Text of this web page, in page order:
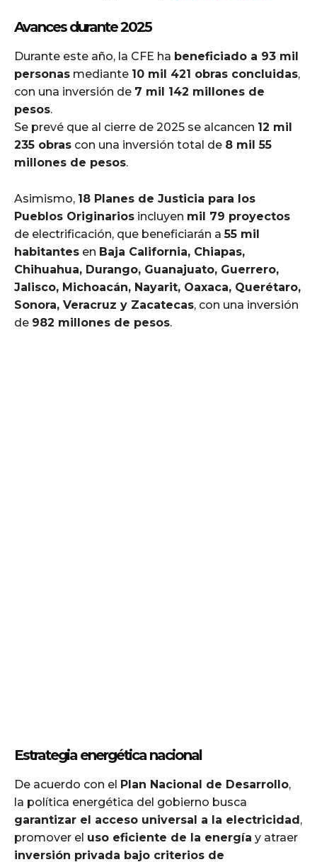
Avances durante 2025
Durante este año, la CFE ha beneficiado a 93 mil
personas mediante 10 mil 421 obras concluidas,
con una inversión de 7 mil 142 millones de
pesos.
Se prevé que al cierre de 2025 se alcancen 12 mil
235 obras con una inversión total de 8 mil 55
millones de pesos.
Asimismo, 18 Planes de Justicia para los
Pueblos Originarios incluyen mil 79 proyectos
de electrificación, que beneficiarán a55 mil
habitantes en Baja California, Chiapas,
Chihuahua, Durango, Guanajuato, Guerrero,
Jalisco, Michoacán, Nayarit, Oaxaca, Querétaro,
Sonora, Veracruz y Zacatecas, con una inversión
de 982 millones de pesos.
Estrategia energética nacional
De acuerdo con el Plan Nacional de Desarrollo,
la política energética del gobierno busca
garantizar el acceso universal a la electricidad,
promover el uso eficiente de la energía y atraer
inversión privada bajo criterios de